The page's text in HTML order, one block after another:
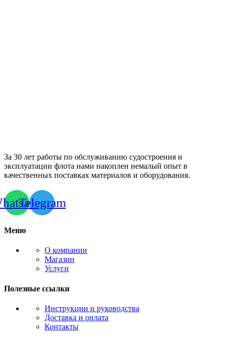
За 30 лет работы по обслуживанию судостроения и
эксплуатации флота нами накоплен немалый опыт в
качественных поставках материалов и оборудования.
Telegram
Меню
О компании
Магазин
Услуги
Полезные ссылки
Инструкции и руководства
Доставка и оплата
Контакты